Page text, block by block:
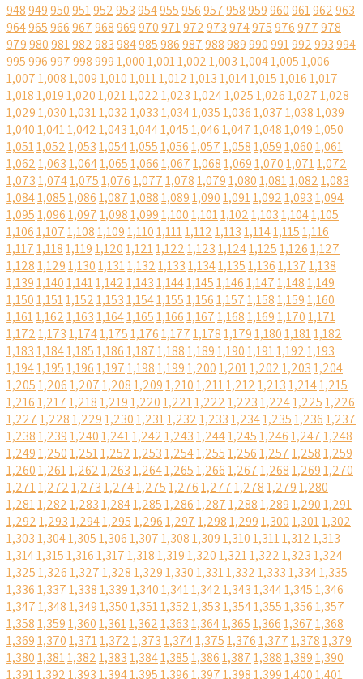
948949950951952953954955956957958959960961962963
964965966967968969970971972973974975976977978
979980981982983984985986987988989990991992993994
9959969979989991,0001,0011,0021,0031,0041,0051,006
1,0071,0081,0091,0101,0111,0121,0131,0141,0151,0161,017
1,0181,0191,0201,0211,0221,0231,0241,0251,0261,0271,028
1,0291,0301,0311,0321,0331,0341,0351,0361,0371,0381,039
1,0401,0411,0421,0431,0441,0451,0461,0471,0481,0491,050
1,0511,0521,0531,0541,0551,0561,0571,0581,0591,0601,061
1,0621,0631,0641,0651,0661,0671,0681,0691,0701,0711,072
1,0731,0741,0751,0761,0771,0781,0791,0801,0811,0821,083
1,0841,0851,0861,0871,0881,0891,0901,0911,0921,0931,094
1,0951,0961,0971,0981,0991,1001,1011,1021,1031,1041,105
1,1061,1071,1081,1091,1101,1111,1121,1131,1141,1151,116
1,1171,1181,1191,1201,1211,1221,1231,1241,1251,1261,127
1,1281,1291,1301,1311,1321,1331,1341,1351,1361,1371,138
1,1391,1401,1411,1421,1431,1441,1451,1461,1471,1481,149
1,1501,1511,1521,1531,1541,1551,1561,1571,1581,1591,160
1,1611,1621,1631,1641,1651,1661,1671,1681,1691,1701,171
1,1721,1731,1741,1751,1761,1771,1781,1791,1801,1811,182
1,1831,1841,1851,1861,1871,1881,1891,1901,1911,1921,193
1,1941,1951,1961,1971,1981,1991,2001,2011,2021,2031,204
1,2051,2061,2071,2081,2091,2101,2111,2121,2131,2141,215
1,2161,2171,2181,2191,2201,2211,2221,2231,2241,2251,226
1,2271,2281,2291,2301,2311,2321,2331,2341,2351,2361,237
1,2381,2391,2401,2411,2421,2431,2441,2451,2461,2471,248
1,2491,2501,2511,2521,2531,2541,2551,2561,2571,2581,259
1,2601,2611,2621,2631,2641,2651,2661,2671,2681,2691,270
1,2711,2721,2731,2741,2751,2761,2771,2781,2791,280
1,2811,2821,2831,2841,2851,2861,2871,2881,2891,2901,291
1,2921,2931,2941,2951,2961,2971,2981,2991,3001,3011,302
1,3031,3041,3051,3061,3071,3081,3091,3101,3111,3121,313
1,3141,3151,3161,3171,3181,3191,3201,3211,3221,3231,324
1,3251,3261,3271,3281,3291,3301,3311,3321,3331,3341,335
1,3361,3371,3381,3391,3401,3411,3421,3431,3441,3451,346
1,3471,3481,3491,3501,3511,3521,3531,3541,3551,3561,357
1,3581,3591,3601,3611,3621,3631,3641,3651,3661,3671,368
1,3691,3701,3711,3721,3731,3741,3751,3761,3771,3781,379
1,3801,3811,3821,3831,3841,3851,3861,3871,3881,3891,390
1,3911,3921,3931,3941,3951,3961,3971,3981,3991,4001,401